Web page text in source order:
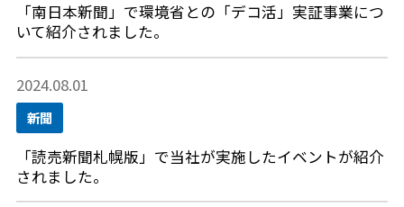
「南日本新聞」で環境省との「デコ活」実証事業につ
いて紹介されました。
2024.08.01
新聞
「読売新聞札幌版」で当社が実施したイベントが紹介
されました。